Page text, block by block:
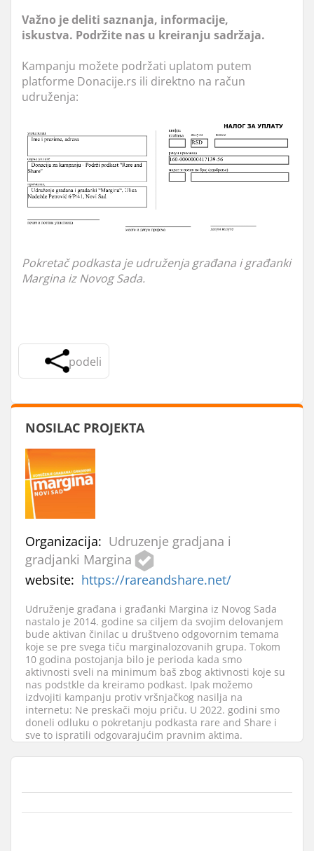
Važno je deliti saznanja, informacije,
iskustva. Podržite nas u kreiranju sadržaja.
Kampanju možete podržati uplatom putem
platforme Donacije.rs ili direktno na račun
udruženja:
Pokretač podkasta je udruženja građana i građanki
Margina iz Novog Sada.
podeli
NOSILAC PROJEKTA
Organizacija: Udruzenje gradjana i
gradjanki Margina
website: https://rareandshare.net/
Udruženje građana i građanki Margina iz Novog Sada
nastalo je 2014. godine sa ciljem da svojim delovanjem
bude aktivan činilac u društveno odgovornim temama
koje se pre svega tiču marginalozovanih grupa. Tokom
10 godina postojanja bilo je perioda kada smo
aktivnosti sveli na minimum baš zbog aktivnosti koje su
nas podstkle da kreiramo podkast. Ipak možemo
izdvojiti kampanju protiv vršnjačkog nasilja na
internetu: Ne preskači moju priču. U 2022. godini smo
doneli odluku o pokretanju podkasta rare and Share i
sve to ispratili odgovarajućim pravnim aktima.